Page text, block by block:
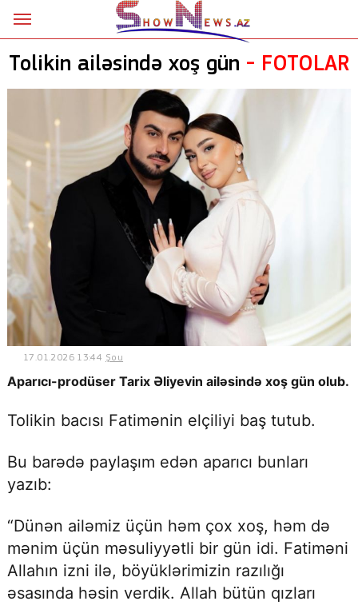
Siyasət
18+
Astrologiya
Hadisə
İdman
Dünya
© 2026. Shownews.az
Tolikin ailəsində xoş gün - FOTOLAR
17.01.2026 13:44 Şou
Aparıcı-prodüser Tarix Əliyevin ailəsində xoş gün olub.
Tolikin bacısı Fatimənin elçiliyi baş tutub.
Bu barədə paylaşım edən aparıcı bunları
yazıb:
“Dünən ailəmiz üçün həm çox xoş, həm də
mənim üçün məsuliyyətli bir gün idi. Fatiməni
Allahın izni ilə, böyüklərimizin razılığı
əsasında həsin verdik. Allah bütün qızları